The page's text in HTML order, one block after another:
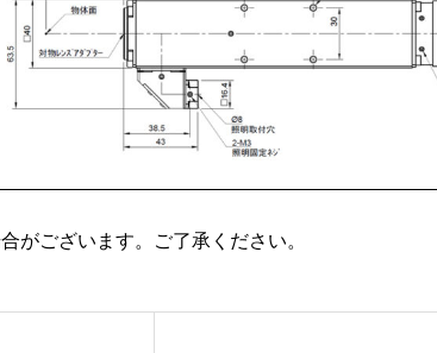
がございます。ご了承ください。